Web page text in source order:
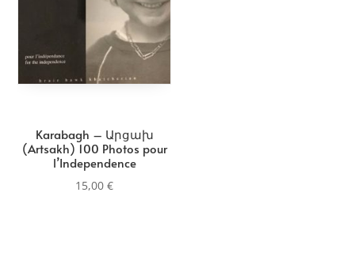
Karabagh – Արցախ
(Artsakh) 100 Photos pour
l’Independence
15,00€